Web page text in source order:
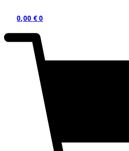
0,00 €0